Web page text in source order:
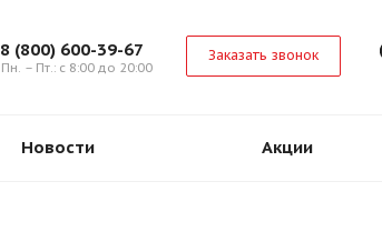
8 (800) 600-39-67
Пн. – Пт.: с 8:00 до 20:00
Заказать звонок
Новости Акции